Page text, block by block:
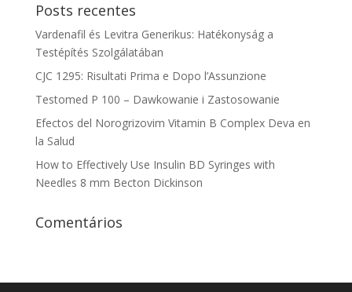
Posts recentes
Vardenafil és Levitra Generikus: Hatékonyság a
Testépítés Szolgálatában
CJC 1295: Risultati Prima e Dopo l’Assunzione
Testomed P 100 – Dawkowanie i Zastosowanie
Efectos del Norogrizovim Vitamin B Complex Deva en
la Salud
How to Effectively Use Insulin BD Syringes with
Needles 8 mm Becton Dickinson
Comentários